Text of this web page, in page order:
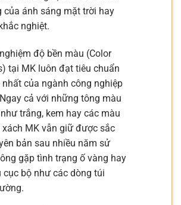
của ánh sáng mặt trời hay
nghiệt.
độ bền màu (Color
tại MK luôn đạt tiêu chuẩn
nhất của ngành công nghiệp
cả với những tông màu
trắng, kem hay các màu
xách MK vẫn giữ được sắc
bản sau nhiều năm sử
gặp tình trạng ố vàng hay
cục bộ như các dòng túi